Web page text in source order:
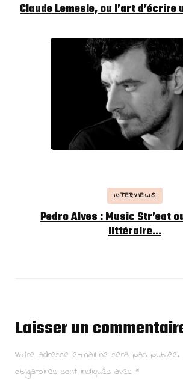
Claude Lemesle, ou l’art
INTERVIEWS
Pedro Alves : Music Str’eat
littéraire…
Laisser un
Votre adresse e-mail ne sera pas publiée.
obligatoires sont indiqués avec *